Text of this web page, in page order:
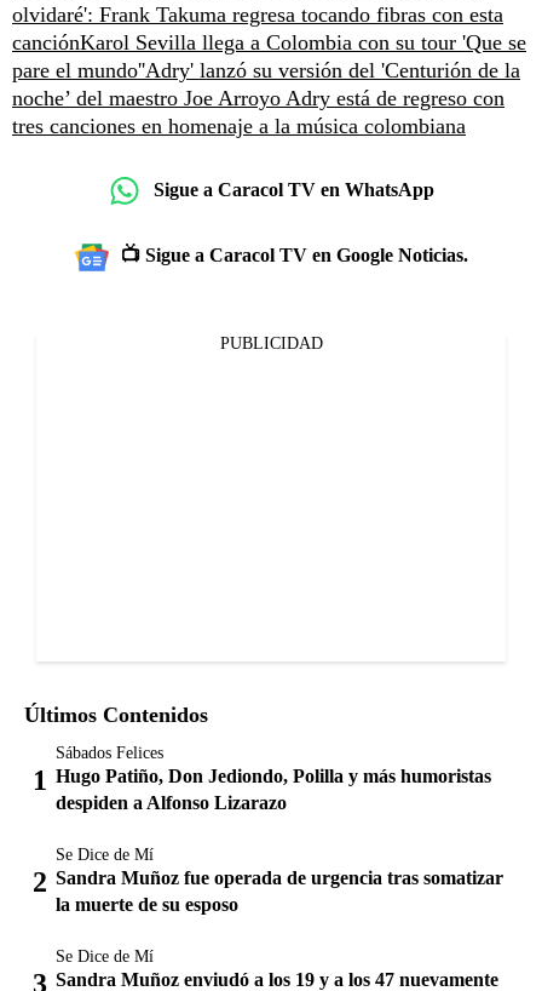
olvidaré': Frank Takuma regresa tocando fibras con esta
canciónKarol Sevilla llega a Colombia con su tour 'Que se
pare el mundo''Adry' lanzó su versión del 'Centurión de la
noche’ del maestro Joe Arroyo Adry está de regreso con
tres canciones en homenaje a la música colombiana
Sigue a Caracol TV en WhatsApp
📺 Sigue a Caracol TV en Google Noticias.
PUBLICIDAD
Últimos Contenidos
Sábados Felices
Hugo Patiño, Don Jediondo, Polilla y más humoristas
despiden a Alfonso Lizarazo
Se Dice de Mí
Sandra Muñoz fue operada de urgencia tras somatizar
la muerte de su esposo
Se Dice de Mí
Sandra Muñoz enviudó a los 19 y a los 47 nuevamente